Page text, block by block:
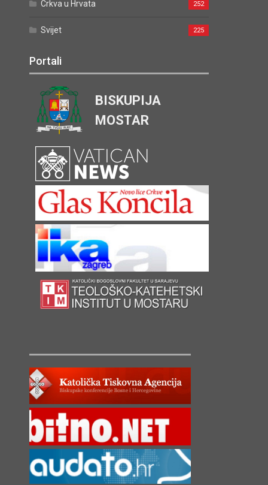
Crkva u Hrvata 252
Svijet 225
Portali
BISKUPIJA
MOSTAR